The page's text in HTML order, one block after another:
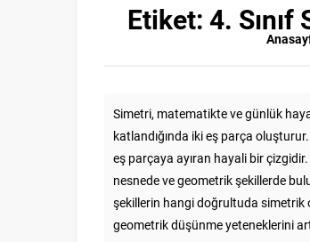
Etiket: 4.
Simetri, matematikte ve günlük
katlandığında iki eş parça
eş parçaya ayıran hayali bir
nesnede ve geometrik şekillerde
şekillerin hangi doğrultuda simetrik
geometrik düşünme yeteneklerini